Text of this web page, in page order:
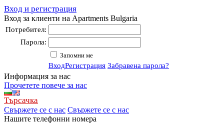
Вход и регистрация
Вход за клиенти на Apartments Bulgaria
Потребител:
Парола:
Запомни ме
ВходРегистрация Забравена парола?
Информация за нас
Прочетете повече за нас
Търсачка
Свържете се с нас Свържете се с нас
Нашите телефонни номера